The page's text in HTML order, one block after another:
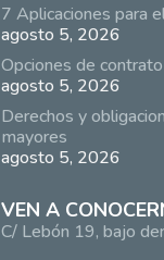
7 Aplicaciones para
agosto 5, 2026
Opciones de
agosto 5, 2026
Derechos y
mayores
agosto 5, 2026
VEN A
C/ Lebón 19, bajo